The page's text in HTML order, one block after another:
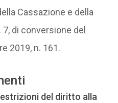
Cassazione e della
di conversione del
2019, n. 161.
del diritto alla